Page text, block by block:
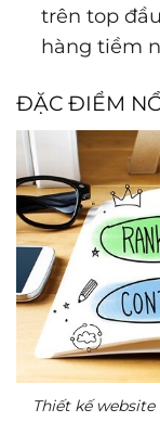
trên top
hàng tiềm
ĐẶC ĐIỂM
Thiết kế